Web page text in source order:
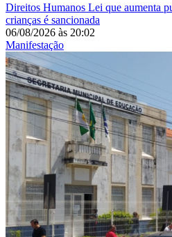
Direitos Humanos Lei que aumenta
crianças é sancionada
06/08/2026 às 20:02
Manifestação